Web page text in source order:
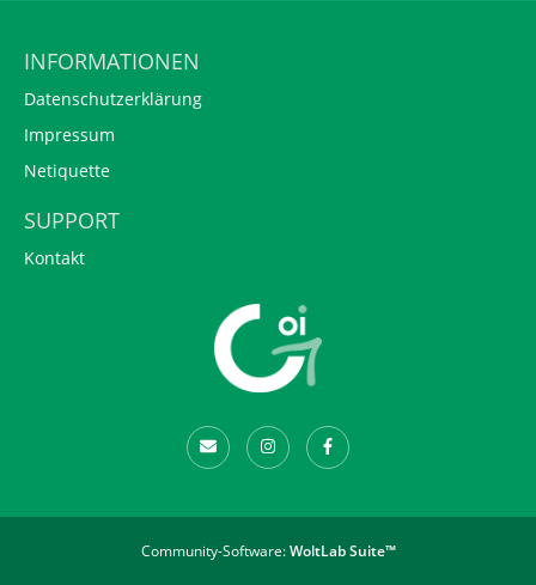
INFORMATIONEN
Datenschutzerklärung
Impressum
Netiquette
SUPPORT
Kontakt
Community-Software:WoltLab Suite™